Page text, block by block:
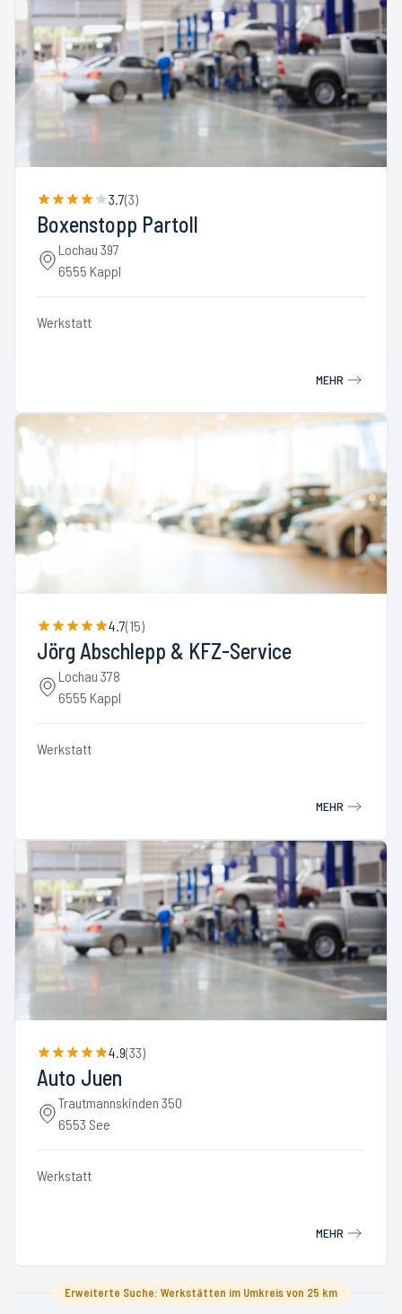
3.7(3)
Boxenstopp Partoll
Lochau 397
6555 Kappl
Werkstatt
MEHR
4.7(15)
Jörg Abschlepp & KFZ-Service
Lochau 378
6555 Kappl
Werkstatt
MEHR
4.9(33)
Auto Juen
Trautmannskinden 350
6553 See
Werkstatt
MEHR
Erweiterte Suche: Werkstätten im Umkreis von 25 km